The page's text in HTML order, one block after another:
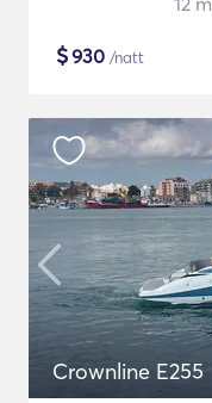
$930 /natt
Crownline E255